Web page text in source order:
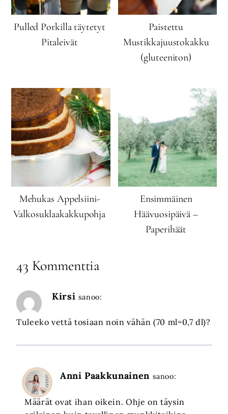
Pulled Porkilla täytetyt
Pitaleivät
Paistettu
Mustikkajuustokakku
(gluteeniton)
Mehukas Appelsiini-
Valkosuklaakakkupohja
Ensimmäinen
Häävuosipäivä –
Paperihäät
43 Kommenttia
Kirsi sanoo:
Tuleeko vettä tosiaan noin vähän (70 ml=0,7 dl)?
Anni Paakkunainen sanoo:
Määrät ovat ihan oikein. Ohje on täysin